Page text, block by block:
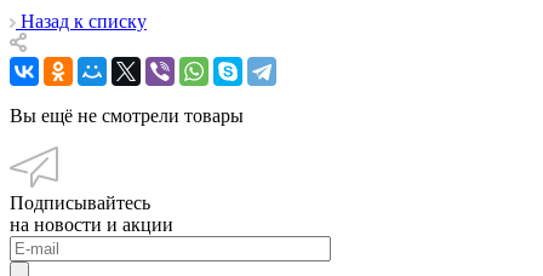
Назад к списку
Вы ещё не смотрели товары
Подписывайтесь
на новости и акции